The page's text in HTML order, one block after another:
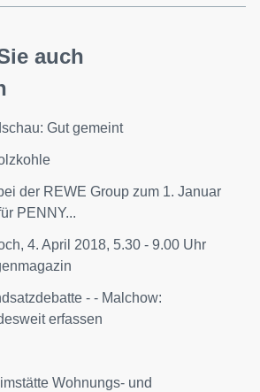
auch
Gut gemeint
der REWE Group zum 1. Januar
PENNY...
4. April 2018, 5.30 - 9.00 Uhr
- - Malchow:
erfassen
Wohnungs- und